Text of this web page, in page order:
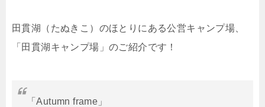
田貫湖（たぬきこ）のほとりにある公営キャンプ場、
「田貫湖キャンプ場」のご紹介です！
「Autumn frame」